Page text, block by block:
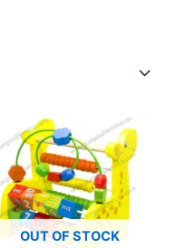
OUT OF STOCK